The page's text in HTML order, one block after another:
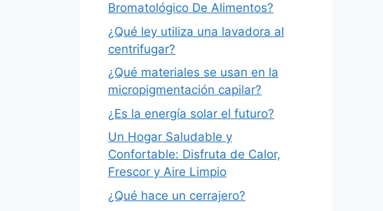
Bromatológico De Alimentos?
¿Qué ley utiliza una lavadora al
centrifugar?
¿Qué materiales se usan en la
micropigmentación capilar?
¿Es la energía solar el futuro?
Un Hogar Saludable y
Confortable: Disfruta de Calor,
Frescor y Aire Limpio
¿Qué hace un cerrajero?